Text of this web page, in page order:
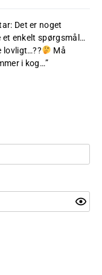
Det er noget
et enkelt spørgsmål…
lovligt…??
Må
i kog…”